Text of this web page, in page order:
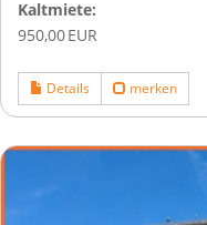
Kaltmiete:
950,00 EUR
Details merken